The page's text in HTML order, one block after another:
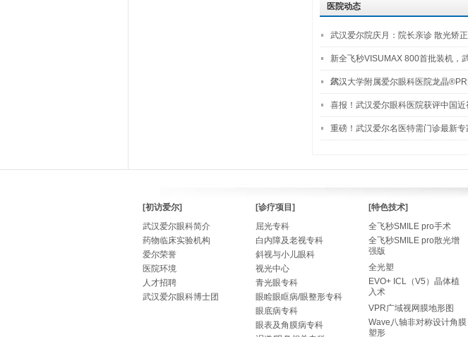
医院动态
武汉爱尔院庆月：院长亲诊 散光矫
新全飞秒VISUMAX 800首批装机，
尔…
武汉大学附属爱尔眼科医院龙晶
喜报！武汉爱尔眼科医院获评中国
重磅！武汉爱尔名医特需门诊最新
[初访爱尔]
武汉爱尔眼科简介
药物临床实验机构
爱尔荣誉
医院环境
人才招聘
武汉爱尔眼科博士团
[诊疗项目]
屈光专科
白内障及老视专科
斜视与小儿眼科
视光中心
青光眼专科
眼睑眼眶病/眼整形专科
眼底病专科
眼表及角膜病专科
[特色技术]
全飞秒SMILE pro手术
全飞秒SMILE pro散光增
强版
全光塑
EVO+ ICL（V5）晶体植
入术
VPR广域视网膜地形图
Wave八轴非对称设计角膜